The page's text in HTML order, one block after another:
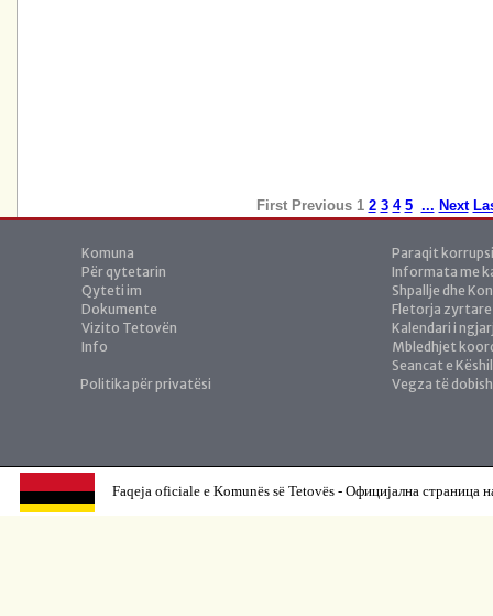
First Previous 1 2 3 4 5 ... Next
Komuna
Për qytetarin
Qyteti im
Dokumente
Vizito Tetovën
Info
Politika për privatësi
Paraqit
Informata me
Shpallje dhe
Fletorja zyrtare
Kalendari i
Mbledhjet
Seancat e
Vegza të
Faqeja oficiale e Komunës së Tetovës - Официјална